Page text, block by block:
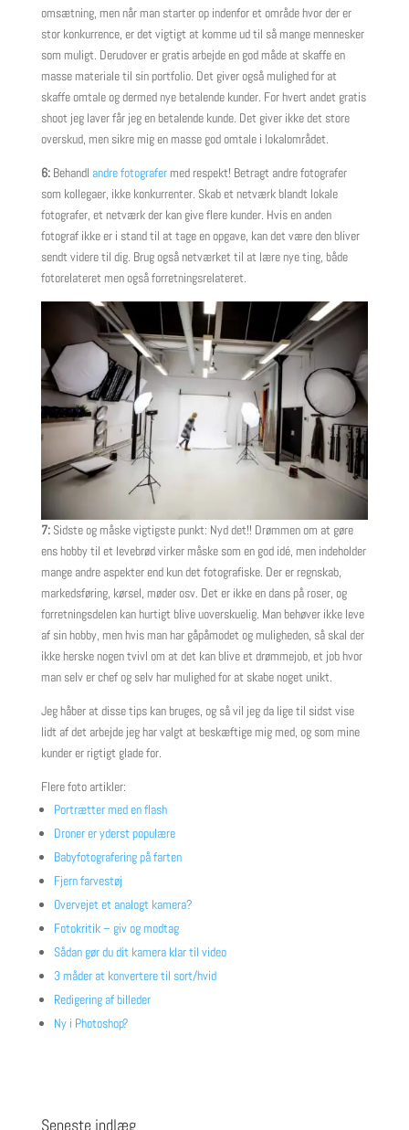
omsætning, men når man starter op indenfor et område hvor der er
stor konkurrence, er det vigtigt at komme ud til så mange mennesker
som muligt. Derudover er gratis arbejde en god måde at skaffe en
masse materiale til sin portfolio. Det giver også mulighed for at
skaffe omtale og dermed nye betalende kunder. For hvert andet gratis
shoot jeg laver får jeg en betalende kunde. Det giver ikke det store
overskud, men sikre mig en masse god omtale i lokalområdet.
6:Behandl andre fotografermed respekt! Betragt andre fotografer
som kollegaer, ikke konkurrenter. Skab et netværk blandt lokale
fotografer, et netværk der kan give flere kunder. Hvis en anden
fotograf ikke er i stand til at tage en opgave, kan det være den bliver
sendt videre til dig. Brug også netværket til at lære nye ting, både
fotorelateret men også forretningsrelateret.
7:Sidste og måske vigtigste punkt: Nyd det!! Drømmen om at gøre
ens hobby til et levebrød virker måske som en god idé, men indeholder
mange andre aspekter end kun det fotografiske. Der er regnskab,
markedsføring, kørsel, møder osv. Det er ikke en dans på roser, og
forretningsdelen kan hurtigt blive uoverskuelig. Man behøver ikke leve
af sin hobby, men hvis man har gåpåmodet og muligheden, så skal der
ikke herske nogen tvivl om at det kan blive et drømmejob, et job hvor
man selv er chef og selv har mulighed for at skabe noget unikt.
Jeg håber at disse tips kan bruges, og så vil jeg da lige til sidst vise
lidt af det arbejde jeg har valgt at beskæftige mig med, og som mine
kunder er rigtigt glade for.
Flere foto artikler:
Portrætter med en flash
Droner er yderst populære
Babyfotografering på farten
Fjern farvestøj
Overvejet et analogt kamera?
Fotokritik – giv og modtag
Sådan gør du dit kamera klar til video
3 måder at konvertere til sort/hvid
Redigering af billeder
Ny i Photoshop?
Seneste indlæg